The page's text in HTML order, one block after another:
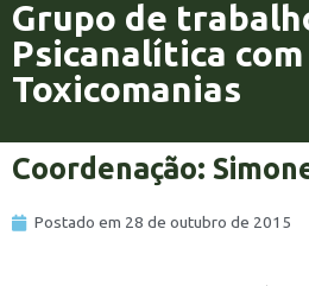
Grupo de
Psicanalítica com
Toxicomanias
Coordenação:
Postado em 28 de outubro de 2015